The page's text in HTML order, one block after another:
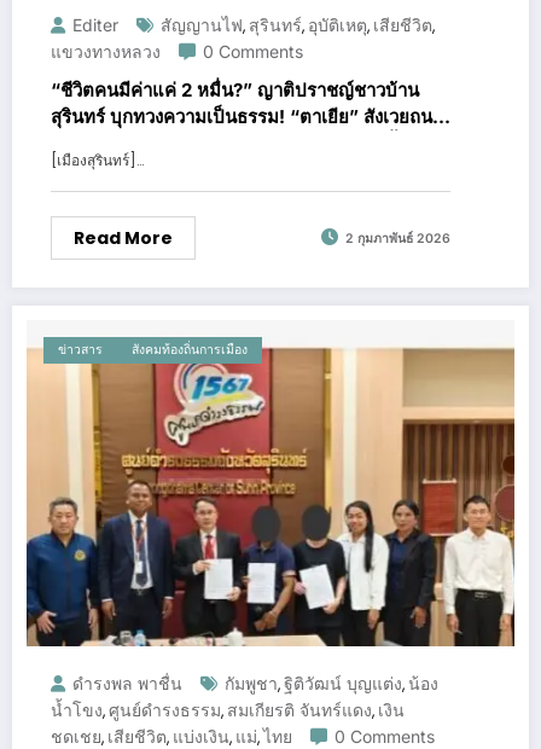
Editer สัญญานไฟ, สุรินทร์, อุบัติเหตุ, เสียชีวิต,
แขวงทางหลวง
0 Comments
“ชีวิตคนมีค่าแค่ 2 หมื่น?” ญาติปราชญ์ชาวบ้าน
สุรินทร์ บุกทวงความเป็นธรรม! “ตาเยีย” สังเวยถนน
ทางหลวงรับผิดชอบ
[เมืองสุรินทร์]…
Read More 2 กุมภาพันธ์ 2026
ข่าวสาร สังคมท้องถิ่นการเมือง
ดำรงพล พาชื่น กัมพูชา,ฐิติวัฒน์ บุญแต่ง,น้อง
น้ำโขง,ศูนย์ดำรงธรรม, สมเกียรติ จันทร์แดง, เงิน
ชดเชย, เสียชีวิต, แบ่งเงิน, แม่,ไทย 0 Comments